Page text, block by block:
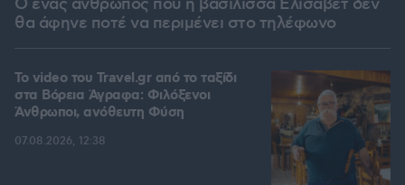
Ο ένας άνθρωπος που η βασίλισσα Ελισάβετ δεν
θα άφηνε ποτέ να περιμένει στο τηλέφωνο
To video του Travel.gr από το ταξίδι
στα Βόρεια Άγραφα: Φιλόξενοι
Άνθρωποι, ανόθευτη Φύση
07.08.2026, 12:38